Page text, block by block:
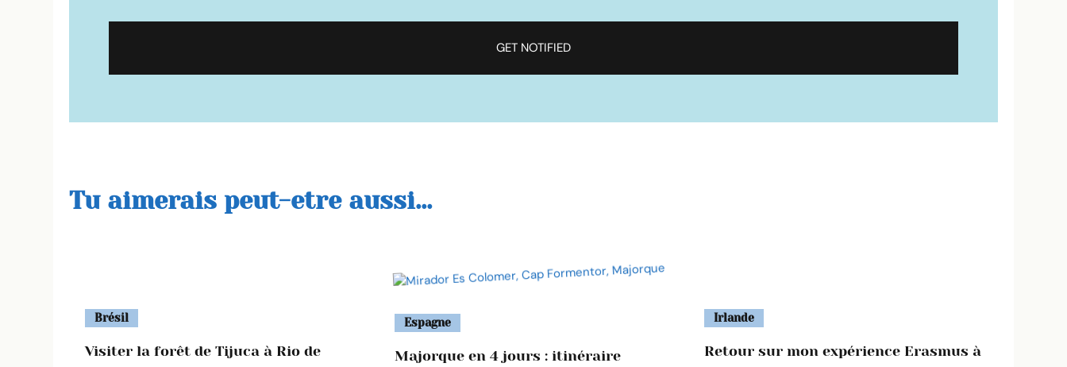
Tu aimerais peut-etre aussi...
Brésil
Visiter la forêt de Tijuca à Rio de
Espagne
Majorque en 4 jours : itinéraire
Irlande
Retour sur mon expérience Erasmus à